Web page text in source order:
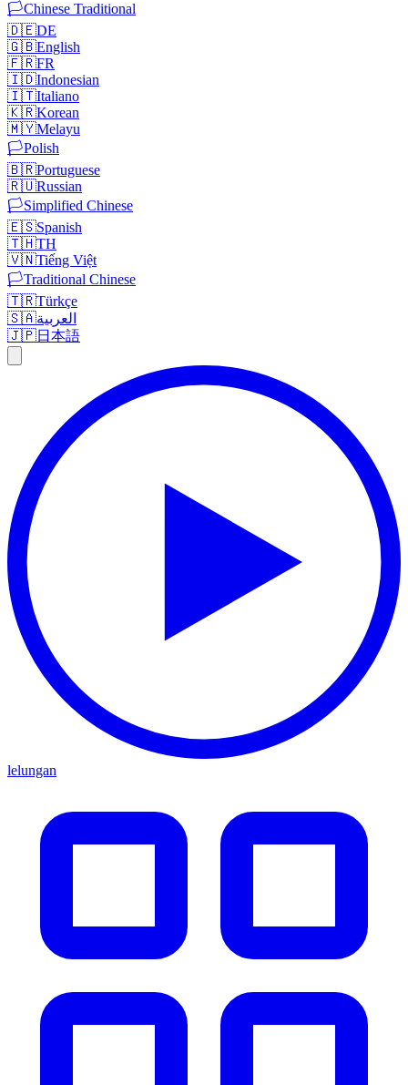
🏳️Chinese Traditional
🇩🇪DE
🇬🇧English
🇫🇷FR
🇮🇩Indonesian
🇮🇹Italiano
🇰🇷Korean
🇲🇾Melayu
🏳️Polish
🇧🇷Portuguese
🇷🇺Russian
🏳️Simplified Chinese
🇪🇸Spanish
🇹🇭TH
🇻🇳Tiếng Việt
🏳️Traditional Chinese
🇹🇷Türkçe
🇸🇦العربية
🇯🇵日本語
lelungan